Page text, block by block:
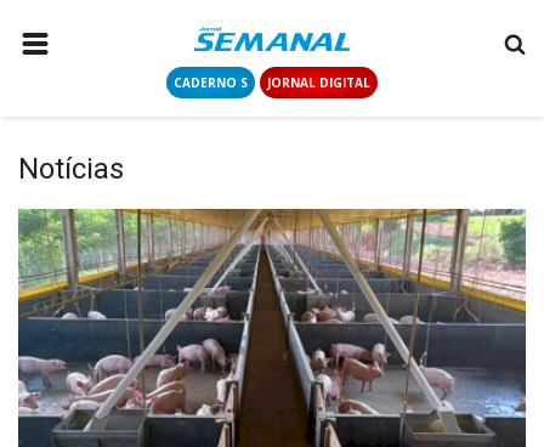
CADERNO S JORNAL DIGITAL
CONTATO
LOGIN
CADASTRAR
CADERNO S
Notícias